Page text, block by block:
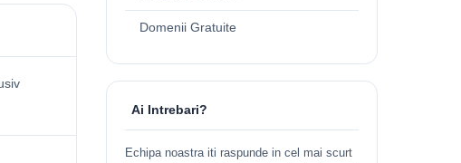
Domenii Gratuite
Ai Intrebari?
Echipa noastra iti raspunde in cel mai scurt